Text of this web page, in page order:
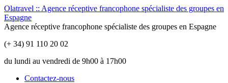
Olatravel :: Agence réceptive francophone spécialiste des groupes en
Espagne
Agence réceptive francophone spécialiste des groupes en Espagne
(+ 34) 91 110 20 02
du lundi au vendredi de 9h00 à 17h00
Contactez-nous